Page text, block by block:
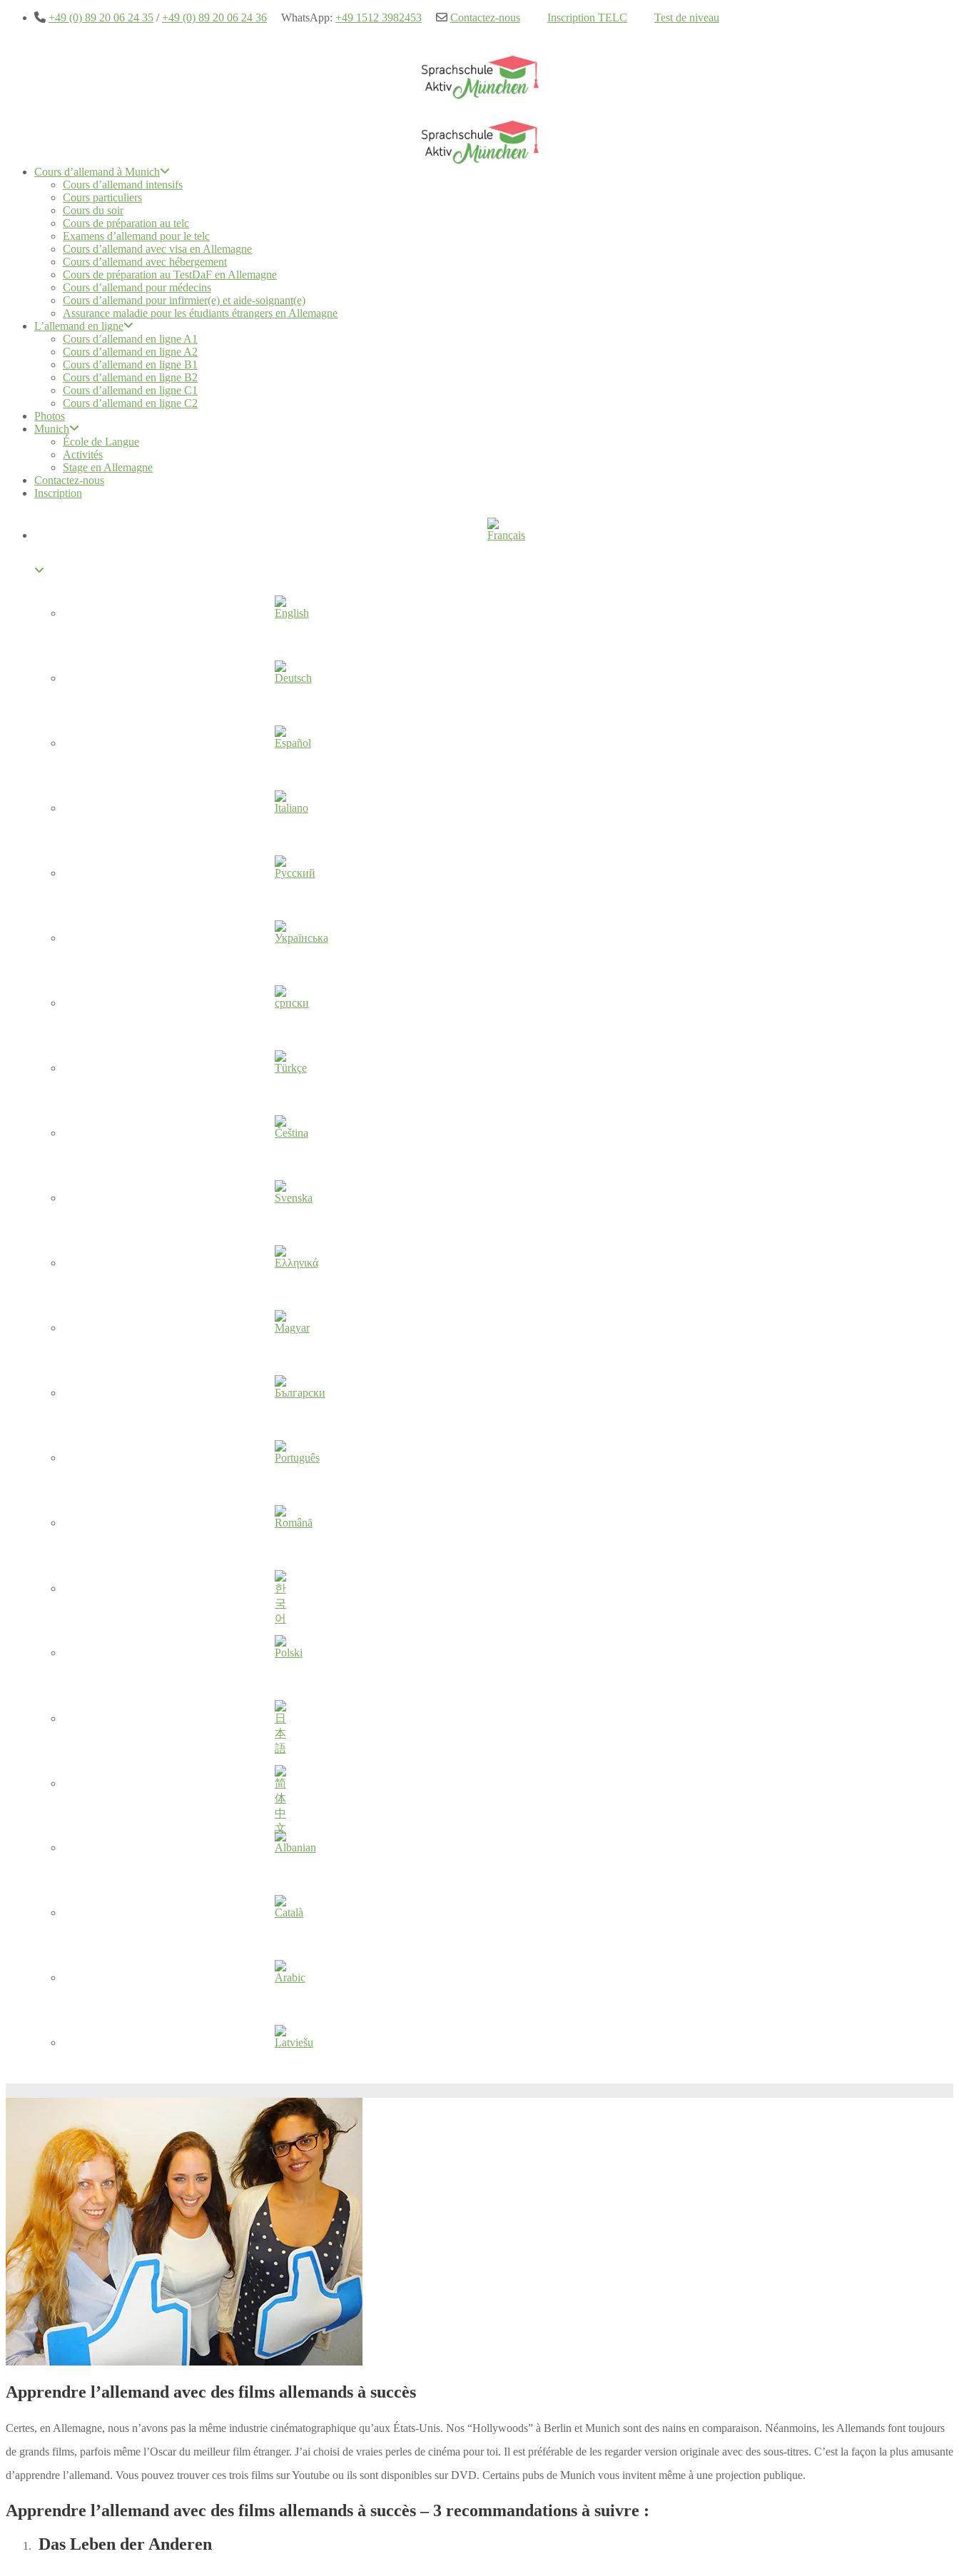
+49 (0) 89 20 06 24 35 /+49 (0) 89 20 06 24 36 WhatsApp: +49 1512 3982453 Contactez-nous Inscription TELC Test de niveau
Cours d’allemand à Munich
Cours d’allemand intensifs
Cours particuliers
Cours du soir
Cours de préparation au telc
Examens d’allemand pour le telc
Cours d’allemand avec visa en Allemagne
Cours d’allemand avec hébergement
Cours de préparation au TestDaF en Allemagne
Cours d’allemand pour médecins
Cours d’allemand pour infirmier(e) et aide-soignant(e)
Assurance maladie pour les étudiants étrangers en Allemagne
L’allemand en ligne
Cours d’allemand en ligne A1
Cours d’allemand en ligne A2
Cours d’allemand en ligne B1
Cours d’allemand en ligne B2
Cours d’allemand en ligne C1
Cours d’allemand en ligne C2
Photos
Munich
École de Langue
Activités
Stage en Allemagne
Contactez-nous
Inscription
Apprendre l’allemand avec des films allemands à succès
Certes, en Allemagne, nous n’avons pas la même industrie cinématographique qu’aux États-Unis. Nos “Hollywoods” à Berlin et Munich sont des nains en comparaison. Néanmoins, les Allemands font toujours
de grands films, parfois même l’Oscar du meilleur film étranger. J’ai choisi de vraies perles de cinéma pour toi. Il est préférable de les regarder version originale avec des sous-titres. C’est la façon la plus amusante
d’apprendre l’allemand. Vous pouvez trouver ces trois films sur Youtube ou ils sont disponibles sur DVD. Certains pubs de Munich vous invitent même à une projection publique.
Apprendre l’allemand avec des films allemands à succès – 3 recommandations à suivre :
Das Leben der Anderen